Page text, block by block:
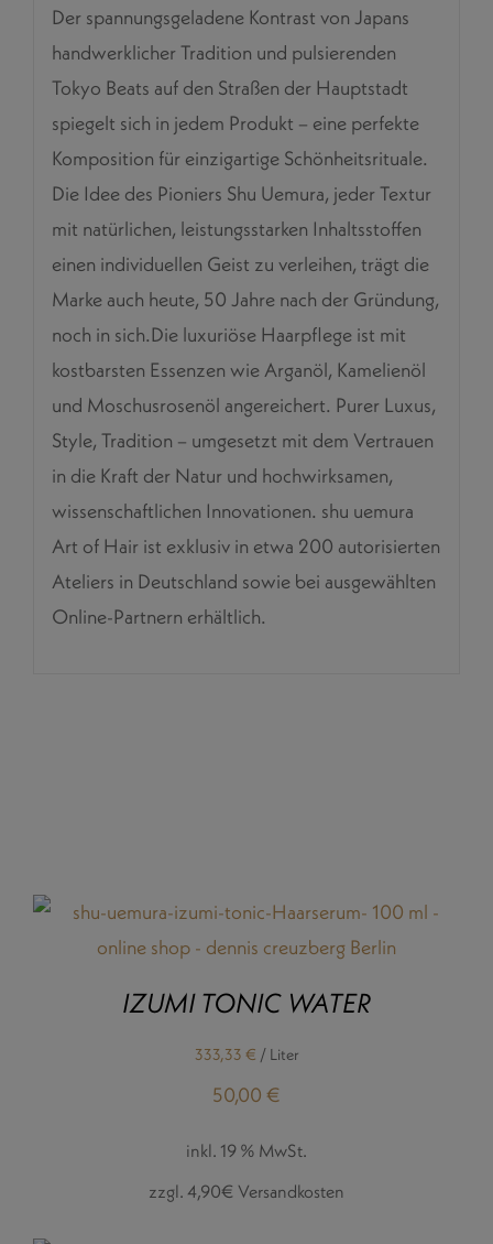
Der spannungsgeladene Kontrast von Japans
handwerklicher Tradition und pulsierenden
Tokyo Beats auf den Straßen der Hauptstadt
spiegelt sich in jedem Produkt – eine perfekte
Komposition für einzigartige Schönheitsrituale.
Die Idee des Pioniers Shu Uemura, jeder Textur
mit natürlichen, leistungsstarken Inhaltsstoffen
einen individuellen Geist zu verleihen, trägt die
Marke auch heute, 50 Jahre nach der Gründung,
noch in sich.Die luxuriöse Haarpflege ist mit
kostbarsten Essenzen wie Arganöl, Kamelienöl
und Moschusrosenöl angereichert. Purer Luxus,
Style, Tradition – umgesetzt mit dem Vertrauen
in die Kraft der Natur und hochwirksamen,
wissenschaftlichen Innovationen. shu uemura
Art of Hair ist exklusiv in etwa 200 autorisierten
Ateliers in Deutschland sowie bei ausgewählten
Online-Partnern erhältlich.
IZUMI TONIC WATER
333,33 € / Liter
50,00 €
inkl. 19 % MwSt.
zzgl. 4,90€ Versandkosten